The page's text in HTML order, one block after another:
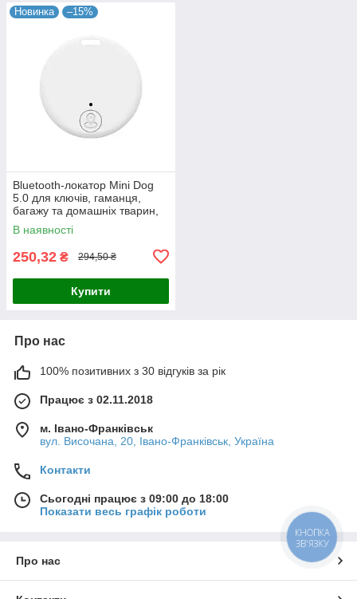
Новинка –15%
Bluetooth-локатор Mini Dog
5.0 для ключів, гаманця,
багажу та домашніх тварин,
білий
В наявності
250,32 ₴ 294,50 ₴
Купити
Про нас
100% позитивних з 30 відгуків за рік
Працює з 02.11.2018
м. Івано-Франківськ
вул. Височана, 20, Івано-Франківськ, Україна
Контакти
Сьогодні працює з 09:00 до 18:00
Показати весь графік роботи
Про нас
КНОПКА
ЗВ'ЯЗКУ